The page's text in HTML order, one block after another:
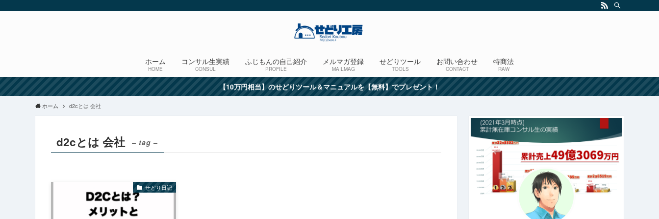
ホーム
HOME
コンサル生実績
CONSUL
ふじもんの自己紹介
PROFILE
メルマガ登録
MAILMAG
せどりツール
TOOLS
お問い合わせ
CONTACT
特商法
RAW
【10万円相当】のせどりツール＆マニュアルを【無料】でプレゼント！
ホーム d2cとは 会社
d2cとは 会社 – tag –
せどり日記